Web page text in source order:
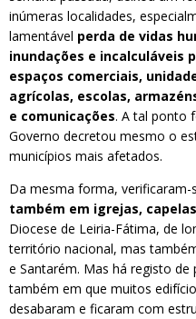
inúmeras localidades,
lamentável perda de vidas
inundações e incalculáveis
espaços comerciais,
agrícolas, escolas,
e comunicações. A tal ponto
Governo decretou mesmo o
municípios mais afetados.
Da mesma forma, verificaram-
também em igrejas,
Diocese de Leiria-Fátima, de
território nacional, mas
e Santarém. Mas há registo
também em que muitos
desabaram e ficaram com